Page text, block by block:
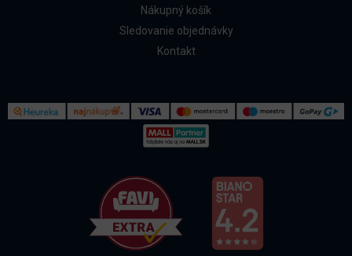
Nákupný košík
Sledovanie objednávky
Kontakt